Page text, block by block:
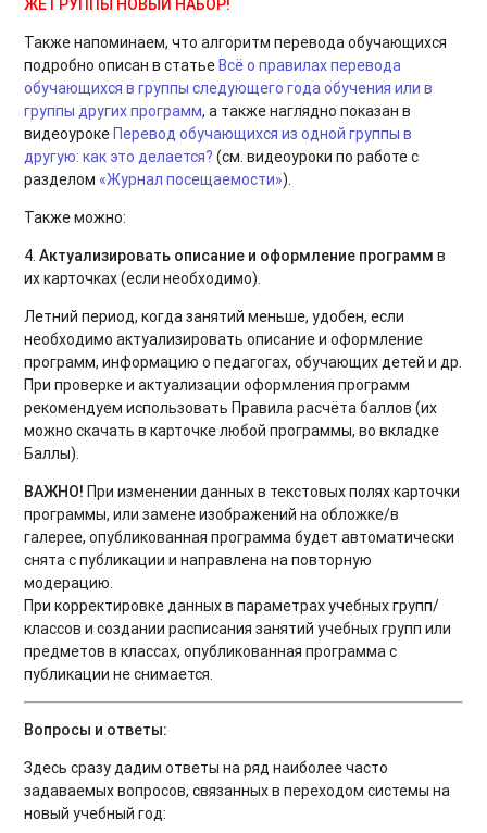
ЖЕ ГРУППЫ НОВЫЙ НАБОР!
Также напоминаем, что алгоритм перевода обучающихся
подробно описан в статьеВсё о правилах перевода
обучающихся в группы следующего года обучения или в
группы других программ, а также наглядно показан в
видеоурокеПеревод обучающихся из одной группы в
другую: как это делается? (см. видеоуроки по работе с
разделом «Журнал посещаемости»).
Также можно:
4.Актуализировать описание и оформление программ в
их карточках (если необходимо).
Летний период, когда занятий меньше, удобен, если
необходимо актуализировать описание и оформление
программ, информацию о педагогах, обучающих детей и др.
При проверке и актуализации оформления программ
рекомендуем использовать Правила расчёта баллов (их
можно скачать в карточке любой программы, во вкладке
Баллы).
ВАЖНО! При изменении данных в текстовых полях карточки
программы, или замене изображений на обложке/в
галерее, опубликованная программа будет автоматически
снята с публикации и направлена на повторную
модерацию.
При корректировке данных в параметрах учебных групп/
классов и создании расписания занятий учебных групп или
предметов в классах, опубликованная программа с
публикации не снимается.
Вопросы и ответы:
Здесь сразу дадим ответы на ряд наиболее часто
задаваемых вопросов, связанных в переходом системы на
новый учебный год: